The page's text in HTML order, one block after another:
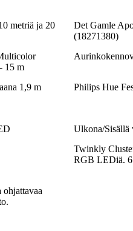
metriä ja 20
Det Gamle
(18271380)
15 m
1,9 m Philips Hue
Ulkona/Sisällä
Twinkly
RGB LEDiä. 6